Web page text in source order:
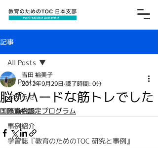
記事
All Posts
お知らせ
活動記録
事例紹介
学習誌『教育のためのTOC 研究と事例』
All Posts
脳のハードな筋トレでした
吉田 裕美子
2012年9月29日 読了時間: 0分
国際資格認定プログラム